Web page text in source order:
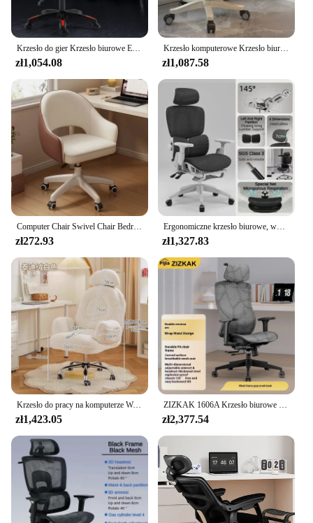
Krzesło do gier Krzesło biurowe Ergonomiczne krzesło biurowe do komputera Wygodne, regulowane krzesło wyścigowe z obrotową kotwicą
zł1,054.08
Krzesło komputerowe Krzesło biurowe Siedzący tryb życia Wygodny domowy gabinet Dormitorium Oparcie Siedzisko Sypialnia Podnośnik Krzesło obrotowe
zł1,087.58
Computer Chair Swivel Chair Bedroom Makeup Chair Dormitory Student Study Desk Backrest Chair Living Room Chairs Office Chair New
zł272.93
Ergonomiczne krzesło biurowe, wysokim oparciem krzesło siatkowe, obrotowe krzesło biurowe z regulowaną stabilizator lędźwiowy, gry komputerowe krzesło do domu
zł1,327.83
Krzesło do pracy na komputerze Wygodne, długotrwałe siedzenie Damska sypialnia Domowe gry Wypoczynek Akademik Biuro Proste podnoszone obrotowe krzesło
zł1,423.05
ZIZKAK 1606A Krzesło biurowe Krzesła do gier Fotel z poduszką domową Krzesła relaksacyjne 3D Podłokietnik Podnóżek Zagłówek Meble podtrzymujące talię
zł2,377.54